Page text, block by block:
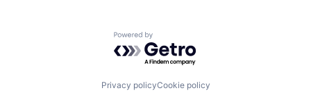
Powered by Getro.com
Privacy policyCookie policy